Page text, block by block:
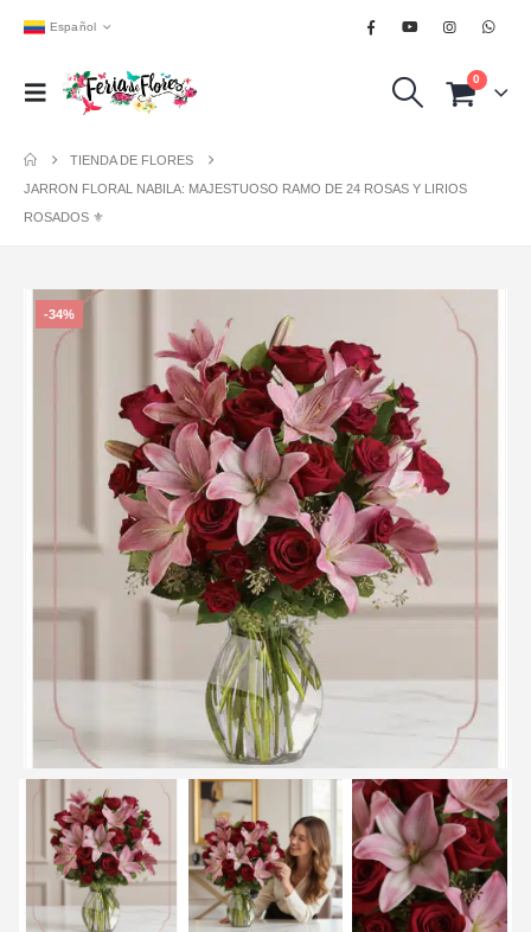
Español
0
TIENDA DE FLORES
JARRON FLORAL NABILA: MAJESTUOSO RAMO DE 24 ROSAS Y LIRIOS
ROSADOS ⚜️
-34%